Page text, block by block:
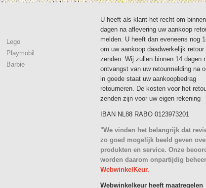
Lego
Playmobil
Barbie
U heeft als klant het recht om
dagen na aflevering uw aankoop
melden. U heeft dan eveneens nog
om uw aankoop daadwerkelijk retour
zenden. Wij zullen binnen 14 dagen
ontvangst van uw retourmelding na
in goede staat uw aankoopbedrag
retourneren. De kosten voor het
zenden zijn voor uw eigen rekening
IBAN NL88 RABO 0123973201
"We vinden het belangrijk dat
zo goed mogelijk beeld geven
produkten en service. Onze
worden daarom onpartijdig
WebwinkelKeur.
Webwinkelkeur heeft maatregelen